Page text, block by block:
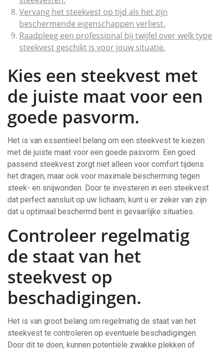
Vervang het steekvest op tijd als het zijn
beschermende eigenschappen verliest.
Raadpleeg een professional bij twijfel over welk type
steekvest geschikt is voor jouw situatie.
Kies een steekvest met
de juiste maat voor een
goede pasvorm.
Het is van essentieel belang om een steekvest te kiezen
met de juiste maat voor een goede pasvorm. Een goed
passend steekvest zorgt niet alleen voor comfort tijdens
het dragen, maar ook voor maximale bescherming tegen
steek- en snijwonden. Door te investeren in een steekvest
dat perfect aansluit op uw lichaam, kunt u er zeker van zijn
dat u optimaal beschermd bent in gevaarlijke situaties.
Controleer regelmatig
de staat van het
steekvest op
beschadigingen.
Het is van groot belang om regelmatig de staat van het
steekvest te controleren op eventuele beschadigingen.
Door dit te doen, kunnen potentiële zwakke plekken of